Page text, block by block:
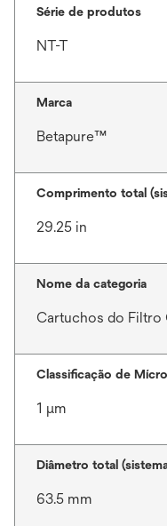
Série de produtos
NT-T
Marca
Betapure™
Comprimento total
29.25 in
Nome da categoria
Cartuchos do Filtro
Classificação de
1 μm
Diâmetro total
63.5 mm